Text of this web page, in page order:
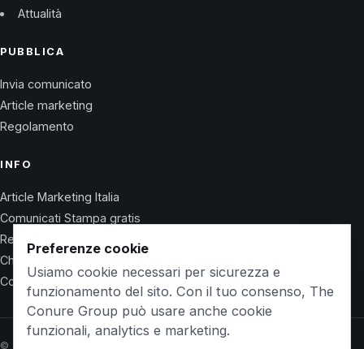
Attualità
PUBBLICA
Invia comunicato
Article marketing
Regolamento
INFO
Article Marketing Italia
Comunicati Stampa gratis
Regolamento
Chi Siamo
Contatti
© 2026 Wet Life News · The Conure Group
Preferenze cookie
Usiamo cookie necessari per sicurezza e
funzionamento del sito. Con il tuo consenso, The
Conure Group può usare anche cookie
funzionali, analytics e marketing.